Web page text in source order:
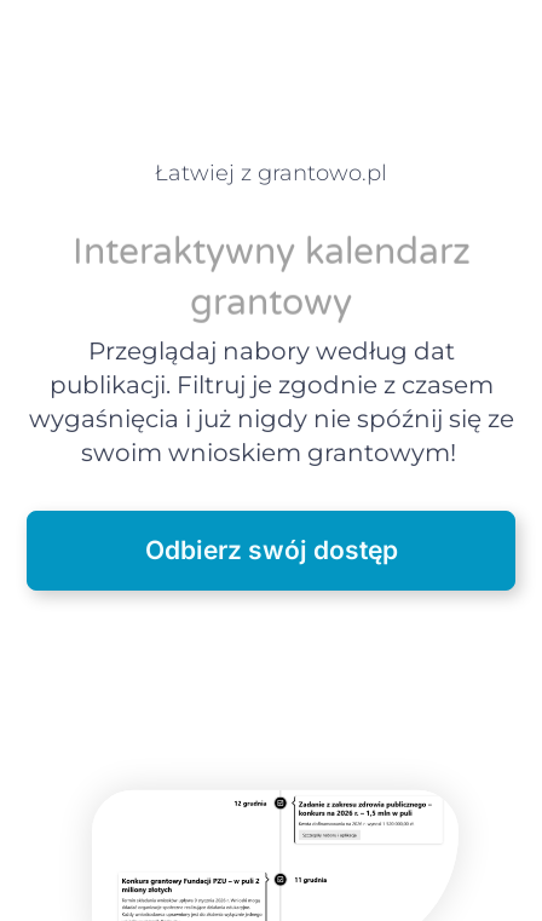
Łatwiej z grantowo.pl
Interaktywny kalendarz
grantowy
Przeglądaj nabory według dat
publikacji. Filtruj je zgodnie z czasem
wygaśnięcia i już nigdy nie spóźnij się ze
swoim wnioskiem grantowym!
Odbierz swój dostęp